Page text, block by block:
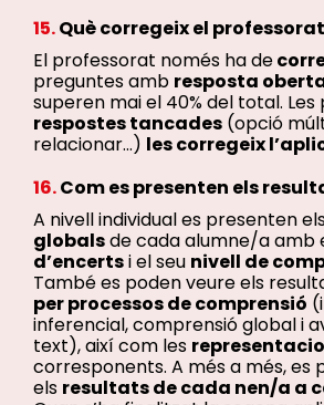
15.Què corregeix el
El professorat només ha de
preguntes amb resposta
superen mai el 40% del total.
respostes tancades(opció
relacionar…) les corregeix
16.Com es presenten els
A nivell individual es presenten
globalsde cada alumne/a amb
d’encertsi el seu nivell de
També es poden veure els
per processos de comprensió
inferencial, comprensió global i
text), així com les
corresponents. A més a més, es
els resultats de cada nen/a a